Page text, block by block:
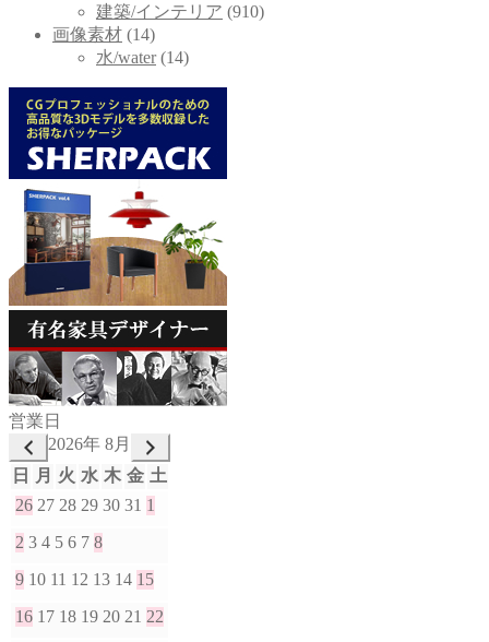
建築/インテリア (910)
画像素材 (14)
水/water (14)
営業日
2026年 8月
日
月 火 水 木 金 土
26 27 28 29 30 31 1
2 3 4 5 6 7 8
9 10 11 12 13 14 15
16 17 18 19 20 21 22